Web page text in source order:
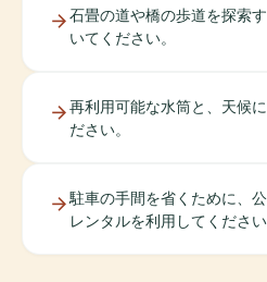
石畳の道や橋の歩道を探索
いてください。
再利用可能な水筒と、天候
ださい。
駐車の手間を省くために、
レンタルを利用してください